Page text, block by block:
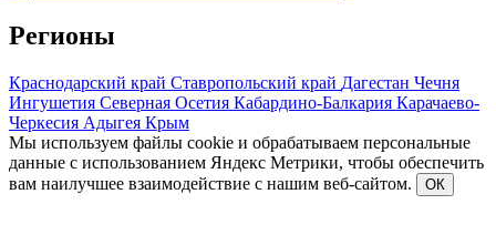
Регионы
Краснодарский край Ставропольский край Дагестан Чечня
Ингушетия Северная Осетия Кабардино-Балкария Карачаево-
Черкесия Адыгея Крым
Мы используем файлы cookie и обрабатываем персональные
данные с использованием Яндекс Метрики, чтобы обеспечить
вам наилучшее взаимодействие с нашим веб-сайтом.
ОК